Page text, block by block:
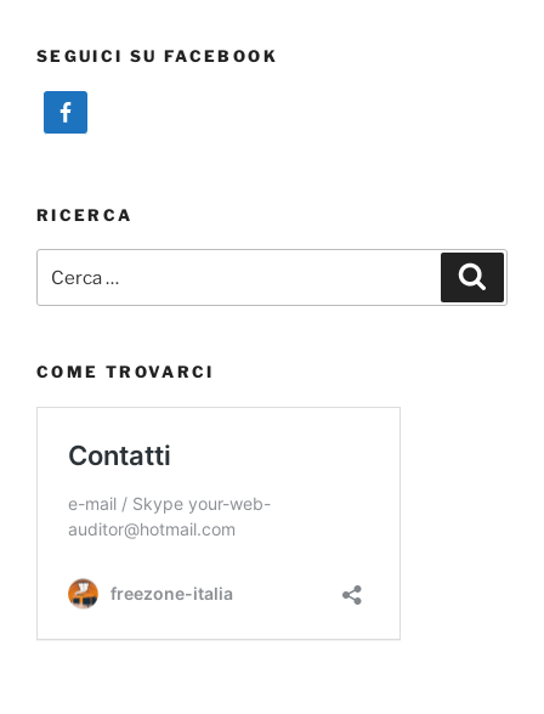
SEGUICI SU FACEBOOK
RICERCA
COME TROVARCI